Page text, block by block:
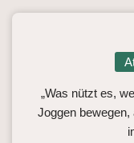
„Was nützt es,
Joggen